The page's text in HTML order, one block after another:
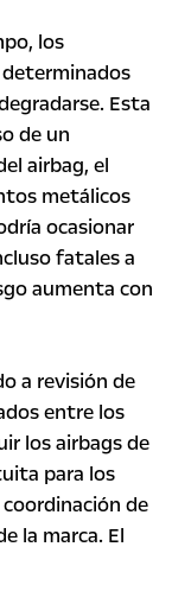
los
Esta
de un
airbag, el
metálicos
ocasionar
fatales a
aumenta con
a revisión de
entre los
los airbags de
para los
de
la marca. El